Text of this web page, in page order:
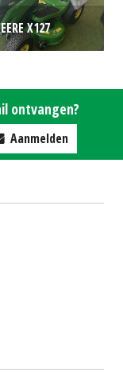
X127
€0
ontvangen?
Aanmelden